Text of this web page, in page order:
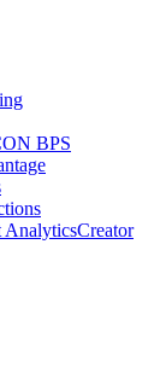
BPS
AnalyticsCreator